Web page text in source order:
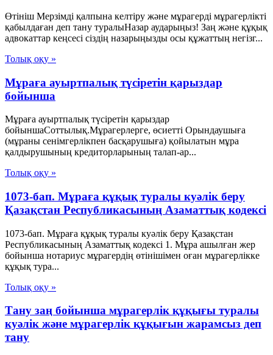
Өтініш Мерзімді қалпына келтіру және мұрагерді мұрагерлікті
қабылдаған деп тану туралыНазар аударыңыз! Заң және құқық
адвокаттар кеңсесі сіздің назарыңызды осы құжаттың негізг...
Толық оқу »
Мұраға ауыртпалық түсіретін қарыздар
бойынша
Мұраға ауыртпалық түсіретін қарыздар
бойыншаСоттылық.Мұрагерлерге, өсиетті Орындаушыға
(мұраны сенімгерлікпен басқарушыға) қойылатын мұра
қалдырушының кредиторларының талап-ар...
Толық оқу »
1073-бап. Мұраға құқық туралы куәлiк беру
Қазақстан Республикасының Азаматтық кодексi
1073-бап. Мұраға құқық туралы куәлiк беру Қазақстан
Республикасының Азаматтық кодексi 1. Мұра ашылған жер
бойынша нотариус мұрагердiң өтiнiшiмен оған мұрагерлiкке
құқық тура...
Толық оқу »
Тану заң бойынша мұрагерлік құқығы туралы
куәлік және мұрагерлік құқығын жарамсыз деп
тану